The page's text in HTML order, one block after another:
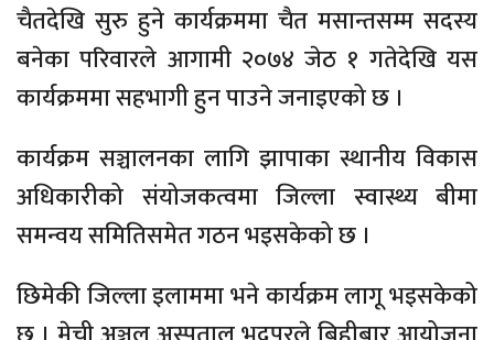
चैतदेखि सुरु हुने कार्यक्रममा चैत मसान्तसम्म सदस्य
बनेका परिवारले आगामी २०७४ जेठ १ गतेदेखि यस
कार्यक्रममा सहभागी हुन पाउने जनाइएको छ ।
कार्यक्रम सञ्चालनका लागि झापाका स्थानीय विकास
अधिकारीको संयोजकत्वमा जिल्ला स्वास्थ्य बीमा
समन्वय समितिसमेत गठन भइसकेको छ ।
छिमेकी जिल्ला इलाममा भने कार्यक्रम लागू भइसकेको